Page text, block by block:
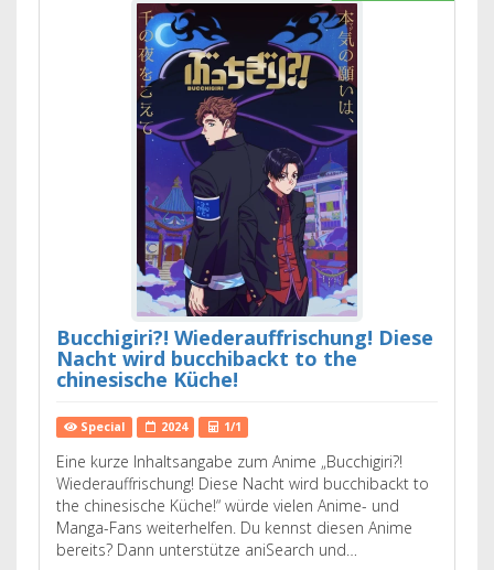
Bucchigiri?! Wiederauffrischung! Diese
Nacht wird bucchibackt to the
chinesische Küche!
Special 2024 1/1
Eine kurze Inhaltsangabe zum Anime „Bucchigiri?!
Wiederauffrischung! Diese Nacht wird bucchibackt to
the chinesische Küche!“ würde vielen Anime- und
Manga-Fans weiterhelfen. Du kennst diesen Anime
bereits? Dann unterstütze aniSearch und…